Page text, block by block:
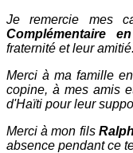
Je remercie mes
Complémentaire
fraternité et leur amitié.
Merci à ma famille
copine, à mes amis
d'Haïti pour leur
Merci à mon fils
absence pendant ce